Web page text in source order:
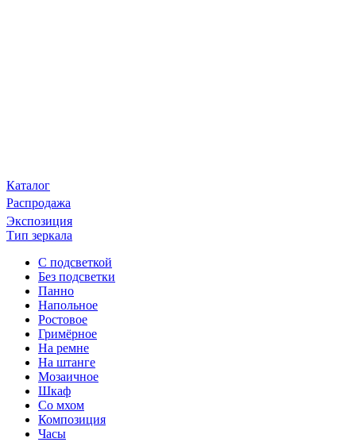
Каталог
Распродажа
Экспозиция
Тип зеркала
С подсветкой
Без подсветки
Панно
Напольное
Ростовое
Гримёрное
На ремне
На штанге
Мозаичное
Шкаф
Со мхом
Композиция
Часы